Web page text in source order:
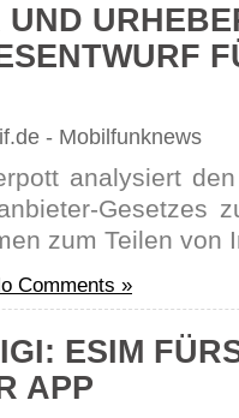
- Mobilfunknews
analy­siert
Gesetzes
zum Teilen von
Comments »
ESIM
APP